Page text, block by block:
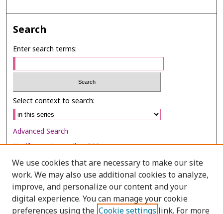
Search
Enter search terms:
Select context to search:
Advanced Search
Notify me via email orRSS
Browse
Collections
Disciplines
We use cookies that are necessary to make our site
work. We may also use additional cookies to analyze,
improve, and personalize our content and your
digital experience. You can manage your cookie
preferences using the Cookie settings link. For more